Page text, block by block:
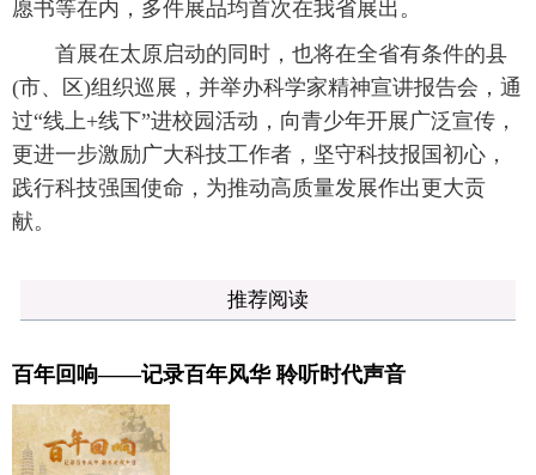
愿书等在内，多件展品均首次在我省展出。
首展在太原启动的同时，也将在全省有条件的县
(市、区)组织巡展，并举办科学家精神宣讲报告会，通
过“线上+线下”进校园活动，向青少年开展广泛宣传，
更进一步激励广大科技工作者，坚守科技报国初心，
践行科技强国使命，为推动高质量发展作出更大贡
献。
推荐阅读
百年回响——记录百年风华 聆听时代声音